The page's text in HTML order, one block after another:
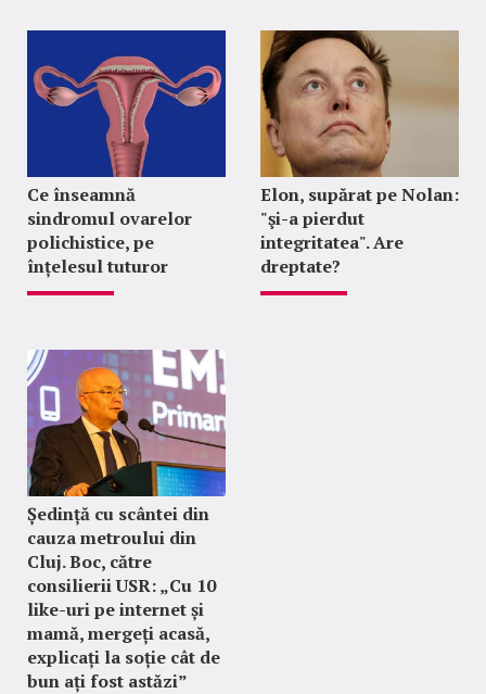
Ce înseamnă
sindromul ovarelor
polichistice, pe
înțelesul tuturor
Elon, supărat pe Nolan:
"şi-a pierdut
integritatea". Are
dreptate?
Ședință cu scântei din
cauza metroului din
Cluj. Boc, către
consilierii USR: „Cu 10
like-uri pe internet și
mamă, mergeți acasă,
explicați la soție cât de
bun ați fost astăzi”